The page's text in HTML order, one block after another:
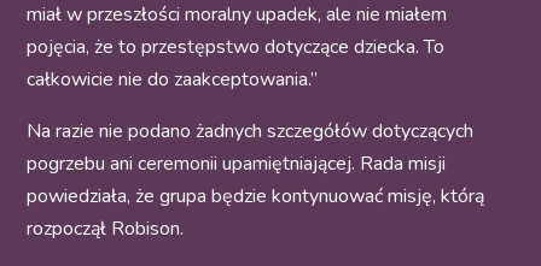
miał w przeszłości moralny upadek, ale nie miałem
pojęcia, że to przestępstwo dotyczące dziecka. To
całkowicie nie do zaakceptowania.”
Na razie nie podano żadnych szczegółów dotyczących
pogrzebu ani ceremonii upamiętniającej. Rada misji
powiedziała, że grupa będzie kontynuować misję, którą
rozpoczął Robison.